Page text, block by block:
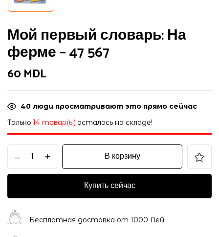
Мой первый словарь: На
ферме – 47 567
60 MDL
40 люди просматривают это прямо сейчас
Только 14 товар(ы) осталось на складе!
В корзину
Купить сейчас
Бесплатная доставка от 1000 Лей